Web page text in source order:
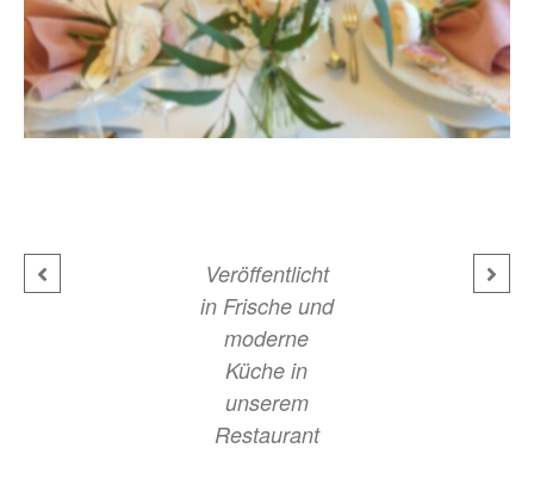
Veröffentlicht
in Frische und
moderne
Küche in
unserem
Restaurant